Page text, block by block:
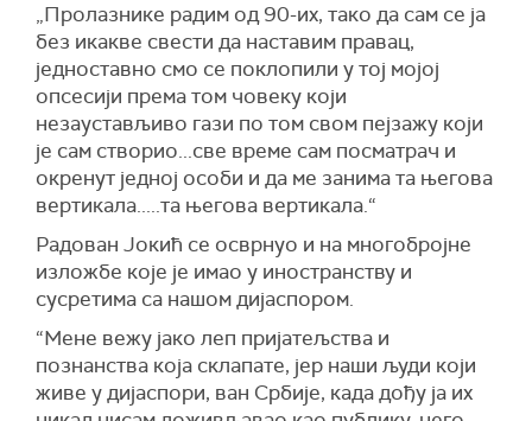
„Пролазнике радим од 90-их, тако да сам се ја
без икакве свести да наставим правац,
једноставно смо се поклопили у тој мојој
опсесији према том човеку који
незаустављиво гази по том свом пејзажу који
је сам створио...све време сам посматрач и
окренут једној особи и да ме занима та његова
вертикала.....та његова вертикала.“
Радован Јокић се осврнуо и на многобројне
изложбе које је имао у иностранству и
сусретима са нашом дијаспором.
“Мене вежу јако леп пријатељства и
познанства која склапате, јер наши људи који
живе у дијаспори, ван Србије, када дођу ја их